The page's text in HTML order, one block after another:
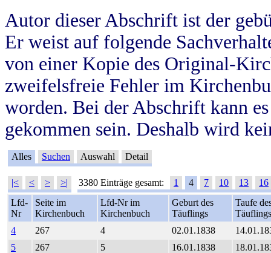
Autor dieser Abschrift ist der
Er weist auf folgende
von einer Kopie des Original-
zweifelsfreie Fehler im
worden. Bei der Abschrift kann
gekommen sein. Deshalb wird
Alles Suchen Auswahl Detail
|< < > >| 3380 Einträge gesamt: 1 4 7 10 13
16
Lfd-
Nr
Seite im
Kirchenbuch
Lfd-Nr im
Kirchenbuch
Geburt des
Täuflings
Taufe
Täuflings
4
267 4 02.01.1838
5
267 5 16.01.1838